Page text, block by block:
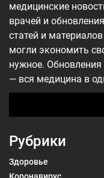
медицинские
врачей и
статей и
могли экономить
нужное.
— вся медицина в
Рубрики
Здоровье